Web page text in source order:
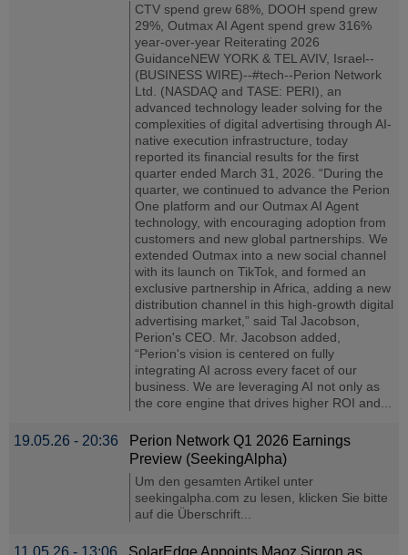
CTV spend grew 68%, DOOH spend grew
29%, Outmax AI Agent spend grew 316%
year-over-year Reiterating 2026
GuidanceNEW YORK & TEL AVIV, Israel--
(BUSINESS WIRE)--#tech--Perion Network
Ltd. (NASDAQ and TASE: PERI), an
advanced technology leader solving for the
complexities of digital advertising through AI-
native execution infrastructure, today
reported its financial results for the first
quarter ended March 31, 2026. “During the
quarter, we continued to advance the Perion
One platform and our Outmax AI Agent
technology, with encouraging adoption from
customers and new global partnerships. We
extended Outmax into a new social channel
with its launch on TikTok, and formed an
exclusive partnership in Africa, adding a new
distribution channel in this high-growth digital
advertising market,” said Tal Jacobson,
Perion's CEO. Mr. Jacobson added,
“Perion's vision is centered on fully
integrating AI across every facet of our
business. We are leveraging AI not only as
the core engine that drives higher ROI and...
19.05.26 - 20:36
Perion Network Q1 2026 Earnings
Preview (SeekingAlpha)
Um den gesamten Artikel unter
seekingalpha.com zu lesen, klicken Sie bitte
auf die Überschrift...
11.05.26 - 13:06 SolarEdge Appoints Maoz Sigron as